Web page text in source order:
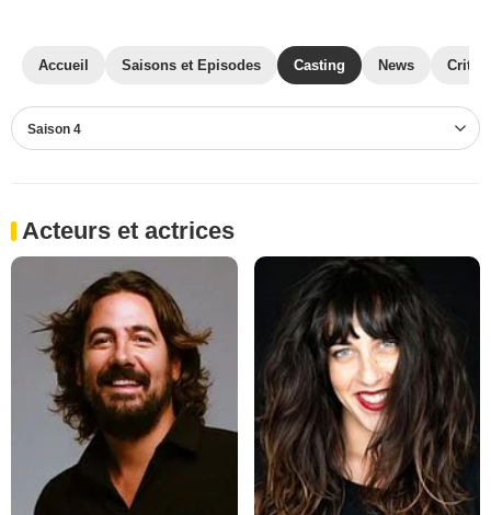
Accueil Saisons et Episodes Casting News
Saison 4
Acteurs et actrices